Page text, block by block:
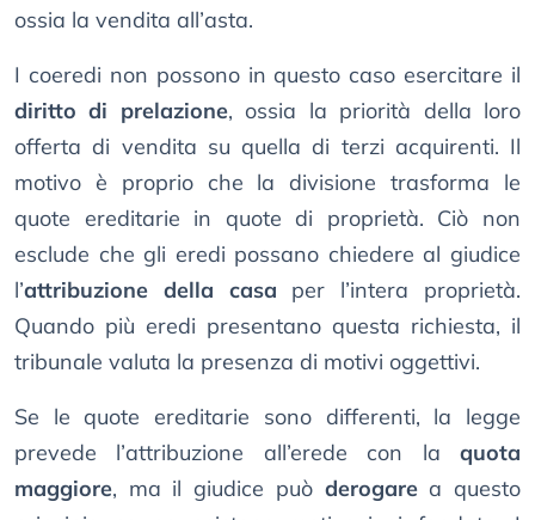
ossia la vendita all’asta.
I coeredi non possono in questo caso esercitare il
diritto di prelazione, ossia la priorità della loro
offerta di vendita su quella di terzi acquirenti. Il
motivo è proprio che la divisione trasforma le
quote ereditarie in quote di proprietà. Ciò non
esclude che gli eredi possano chiedere al giudice
l’attribuzione della casa per l’intera proprietà.
Quando più eredi presentano questa richiesta, il
tribunale valuta la presenza di motivi oggettivi.
Se le quote ereditarie sono differenti, la legge
prevede l’attribuzione all’erede con la quota
maggiore, ma il giudice può derogarea questo